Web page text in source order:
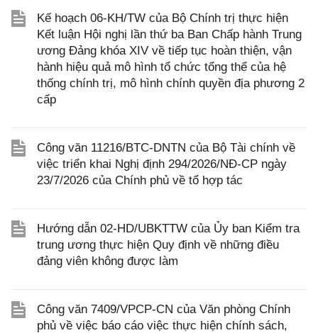
Kế hoạch 06-KH/TW của Bộ Chính trị thực hiện
Kết luận Hội nghị lần thứ ba Ban Chấp hành Trung
ương Đảng khóa XIV về tiếp tục hoàn thiện, vận
hành hiệu quả mô hình tổ chức tổng thể của hệ
thống chính trị, mô hình chính quyền địa phương 2
cấp
Công văn 11216/BTC-DNTN của Bộ Tài chính về
việc triển khai Nghị định 294/2026/NĐ-CP ngày
23/7/2026 của Chính phủ về tổ hợp tác
Hướng dẫn 02-HD/UBKTTW của Ủy ban Kiểm tra
trung ương thực hiện Quy định về những điều
đảng viên không được làm
Công văn 7409/VPCP-CN của Văn phòng Chính
phủ về việc báo cáo việc thực hiện chính sách,